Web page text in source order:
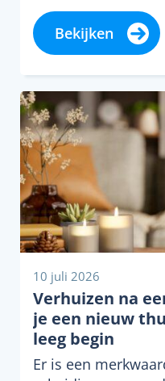
Bekijken
10 juli 2026
Verhuizen na
je een nieuw
leeg begin
Er is een